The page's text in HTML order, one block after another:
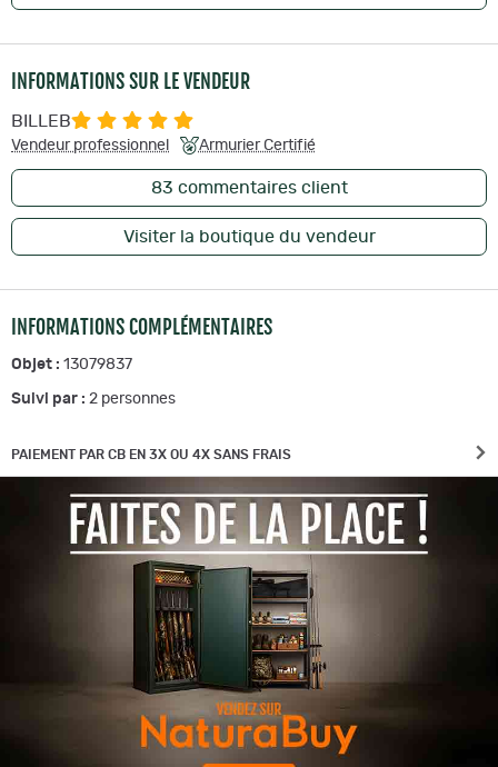
INFORMATIONS SUR LE VENDEUR
BILLEB
Vendeur professionnel Armurier Certifié
83 commentaires client
Visiter la boutique du vendeur
INFORMATIONS COMPLÉMENTAIRES
Objet : 13079837
Suivi par : 2 personnes
PAIEMENT PAR CB EN 3X OU 4X SANS FRAIS